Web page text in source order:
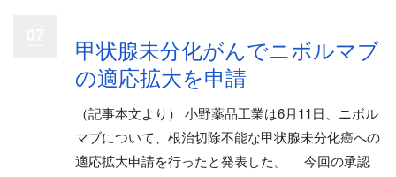
甲状腺未分化がんでニボルマブ
の適応拡大を申請
（記事本文より） 小野薬品工業は6月11日、ニボル
マブについて、根治切除不能な甲状腺未分化癌への
適応拡大申請を行ったと発表した。 今回の承認